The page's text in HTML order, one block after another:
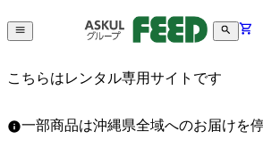
こちらはレンタル専用サイトです
一部商品は沖縄県全域へのお届けを